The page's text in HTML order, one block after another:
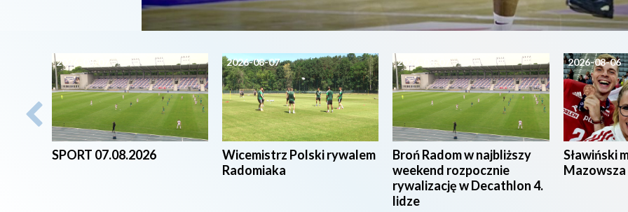
2026-08-07
SPORT 07.08.2026
2026-08-07
Wicemistrz Polski rywalem
Radomiaka
2026-08-07
Broń Radom w najbliższy
weekend rozpocznie
rywalizację w Decathlon 4.
lidze
2026-08-06
Sławiński
Mazowsza